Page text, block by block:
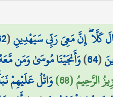
كَلَّا ۖ إِنَّ مَعِيَ رَبِّي سَيَهْدِينِ(
(
64
)وَأَنجَيْنَا مُوسَىٰ وَمَن
الرَّحِيمُ (68) وَاتْلُ عَلَيْهِمْ